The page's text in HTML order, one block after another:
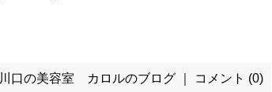
川口の美容室 カロルのブログ コメント (0)